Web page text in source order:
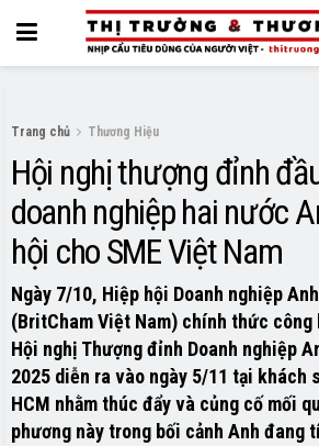
Trang chủ Thương Hiệu
Hội nghị thượng đỉnh
doanh nghiệp hai nước
hội cho SME Việt Nam
Ngày 7/10, Hiệp hội Doanh nghiệp
(BritCham Việt Nam) chính thức
Hội nghị Thượng đỉnh Doanh nghiệp
2025 diễn ra vào ngày 5/11 tại khách
HCM nhằm thúc đẩy và củng cố mối
phương này trong bối cảnh Anh đang